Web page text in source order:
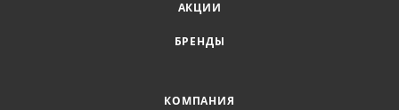
АКЦИИ
БРЕНДЫ
КОМПАНИЯ